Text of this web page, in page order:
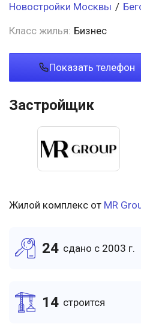
Новостройки Москвы /
Класс жилья: Бизнес
Показать телефон
Застройщик
Жилой комплекс от MR
24 cдано c 2003 г.
14 cтроится